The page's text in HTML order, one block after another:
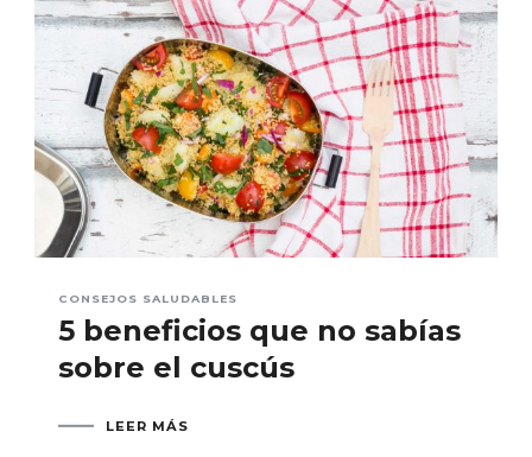
CONSEJOS SALUDABLES
5 beneficios que no sabías
sobre el cuscús
LEER MÁS